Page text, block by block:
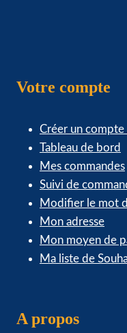
Votre compte
Créer un
Tableau de bord
Mes commandes
Suivi de
Modifier le mot
Mon adresse
Mon moyen de
Ma liste de
A propos